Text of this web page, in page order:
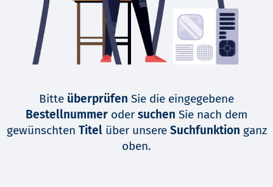
Bitte überprüfen Sie die eingegebene
Bestellnummer oder suchen Sie nach dem
gewünschten Titelüber unsere Suchfunktion ganz
oben.